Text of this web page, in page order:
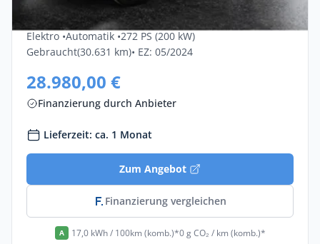
Volvo Ex30 Single Motor Core 5dr
Elektro •Automatik •272 PS (200 kW)
Gebraucht(30.631 km)• EZ: 05/2024
28.980,00 €
Finanzierung durch Anbieter
Lieferzeit: ca. 1 Monat
Zum Angebot
Finanzierung vergleichen
A 17,0 kWh / 100km (komb.)*0 g CO₂ / km (komb.)*